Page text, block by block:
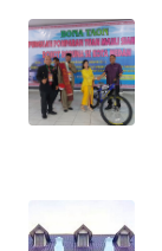
WN
BALI
WN
KALTENG